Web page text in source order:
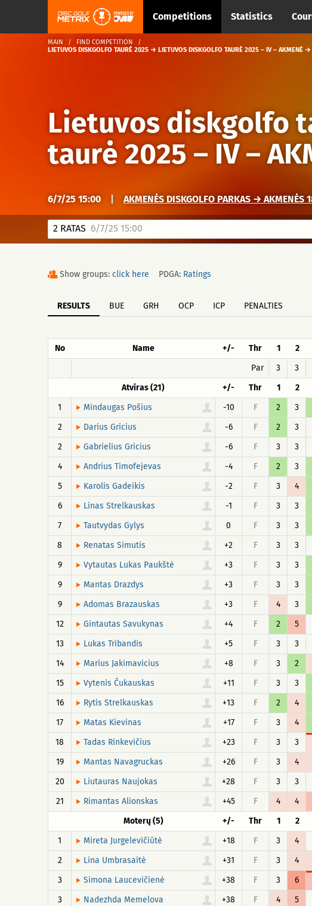
Competitions Statistics
MAIN
FIND COMPETITION
LIETUVOS DISKGOLFO TAURĖ 2025 → LIETUVOS DISKGOLFO TAURĖ 2025 – IV – AKMENĖ
Lietuvos diskgolfo
taurė 2025 – IV –
6/7/25 15:00 AKMENĖS DISKGOLFO PARKAS → AKMENĖS
2 RATAS 6/7/25 15:00
Show groups: click here PDGA: Ratings
RESULTS BUE GRH OCP ICP PENALTIES
No Name +/- Thr 1 2
Par
3 3
Atviras (21)
+/- Thr 1 2
1
Mindaugas Pošius -10 F 2 3
2
Darius Gricius -6 F 2 3
2
Gabrielius Gricius -6 F 3 3
4
Andrius Timofejevas -4 F 2 3
5
Karolis Gadeikis -2 F 3 4
6
Linas Strelkauskas -1 F 3 3
7
Tautvydas Gylys 0 F 3 3
8
Renatas Simutis +2 F 3 3
9
Vytautas Lukas Paukštė +3 F 3 3
9
Mantas Drazdys +3 F 3 3
9
Adomas Brazauskas +3 F 4 3
12
Gintautas Savukynas +4 F 2 5
13
Lukas Tribandis +5 F 3 3
14
Marius Jakimavicius +8 F 3 2
15
Vytenis Čukauskas +11 F 3 3
16
Rytis Strelkauskas +13 F 2 4
17
Matas Kievinas +17 F 3 4
18
Tadas Rinkevičius +23 F 3 3
19
Mantas Navagruckas +26 F 3 4
20
Liutauras Naujokas +28 F 3 3
21
Rimantas Alionskas +45 F 4 4
Moterų (5)
+/- Thr 1 2
1
Mireta Jurgelevičiūtė +18 F 3 4
2
Lina Umbrasaitė +31 F 3 4
3
Simona Laucevičienė +38 F 3 6
3
Nadezhda Memelova +38 F 4 5